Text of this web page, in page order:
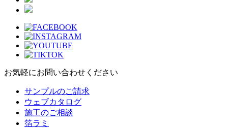
お気軽にお問い合わせください
サンプルのご請求
ウェブカタログ
施工のご相談
箔ラミ